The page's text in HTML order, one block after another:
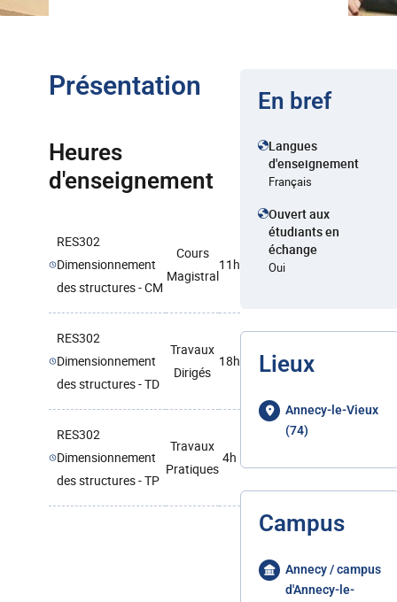
Présentation
Heures
d'enseignement
RES302
Dimensionnement
des structures - CM
Cours
Magistral
11h
RES302
Dimensionnement
des structures - TD
Travaux
Dirigés
18h
RES302
Dimensionnement
des structures - TP
Travaux
Pratiques
4h
En bref
Langues
d'enseignement
Français
Ouvert aux
étudiants en
échange
Oui
Lieux
Annecy-le-Vieux
(74)
Campus
Annecy / campus
d'Annecy-le-